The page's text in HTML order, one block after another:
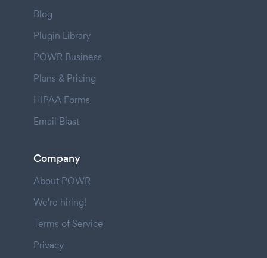
Blog
Plugin Library
POWR Business
Plans & Pricing
HIPAA Forms
Email Blast
Company
About POWR
We're hiring!
Terms of Service
Privacy